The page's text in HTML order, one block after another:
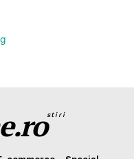
stiri